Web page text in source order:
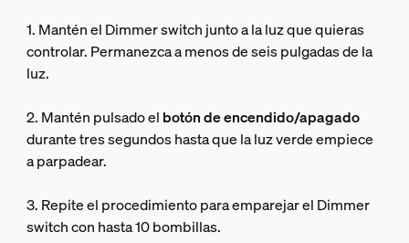
1. Mantén el Dimmer switch junto a la luz que quieras
controlar. Permanezca a menos de seis pulgadas de la
luz.
2. Mantén pulsado el botón de encendido/apagado
durante tres segundos hasta que la luz verde empiece
a parpadear.
3. Repite el procedimiento para emparejar el Dimmer
switch con hasta 10 bombillas.